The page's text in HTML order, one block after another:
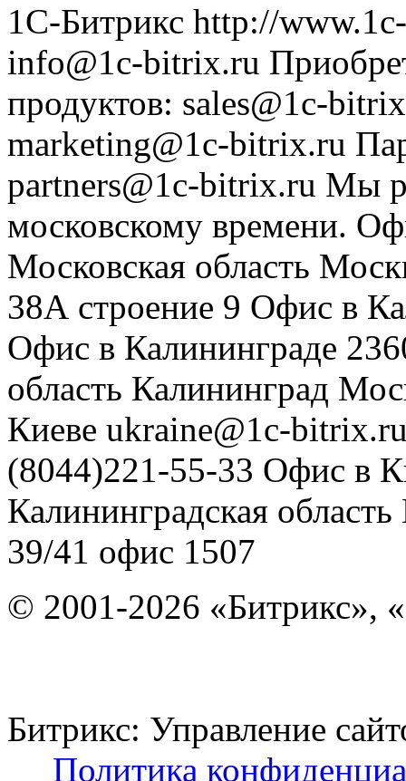
1С-Битрикс http://
info@1c-bitrix.ru
продуктов: sales@1c-
marketing@1c-bitrix.ru
partners@1c-bitrix.ru Мы
московскому времени.
Московская область
38А строение 9 Офис в
Офис в Калининграде
область Калининград
Киеве ukraine@1c-
(8044)221-55-33 Офис в
Калининградская область
39/41 офис 1507
© 2001-2026 «Битрикс»,
Битрикс: Управление
Политика